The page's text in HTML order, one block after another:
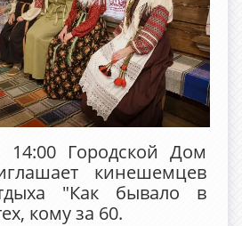
14:00 Городской Дом
кинешемцев
"Как бывало в
кому за 60.